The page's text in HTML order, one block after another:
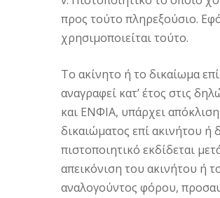
προς τούτο πληρεξούσιο.
χρησιμοποιείται τούτο.
Το ακίνητο ή το δικαίωμα
αναγραφεί κατ’ έτος στις
και ΕΝΦΙΑ, υπάρχει
δικαιώματος επί ακινήτου
πιστοποιητικό εκδίδεται
απεικόνιση του ακινήτου ή
αναλογούντος φόρου,